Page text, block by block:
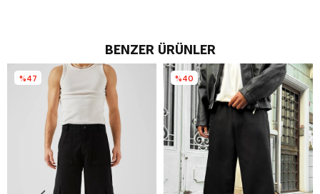
BENZER ÜRÜNLER
%47 %40